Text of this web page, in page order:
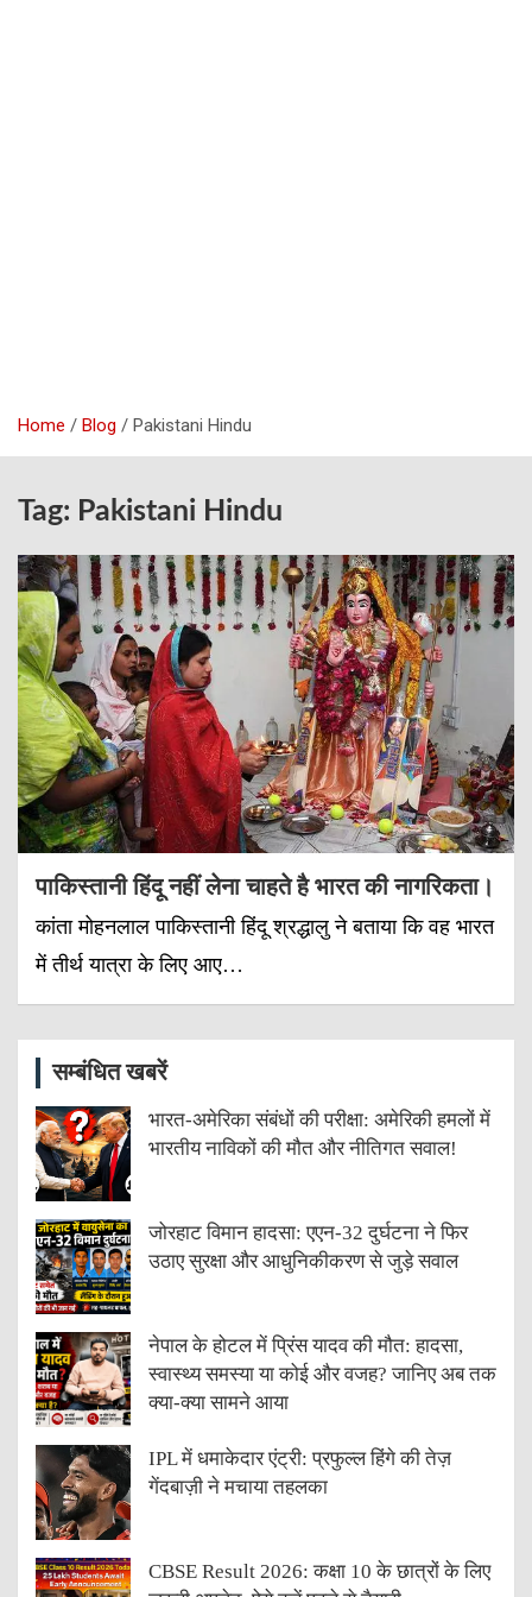
Home Blog Pakistani Hindu
Tag: Pakistani Hindu
पाकिस्तानी हिंदू नहीं लेना चाहते है भारत की नागरिकता।
कांता मोहनलाल पाकिस्तानी हिंदू श्रद्धालु ने बताया कि वह भारत
में तीर्थ यात्रा के लिए आए…
सम्बंधित खबरें
भारत-अमेरिका संबंधों की परीक्षा: अमेरिकी हमलों में
भारतीय नाविकों की मौत और नीतिगत सवाल!
जोरहाट विमान हादसा: एएन-32 दुर्घटना ने फिर
उठाए सुरक्षा और आधुनिकीकरण से जुड़े सवाल
नेपाल के होटल में प्रिंस यादव की मौत: हादसा,
स्वास्थ्य समस्या या कोई और वजह? जानिए अब तक
क्या-क्या सामने आया
IPL में धमाकेदार एंट्री: प्रफुल्ल हिंगे की तेज़
गेंदबाज़ी ने मचाया तहलका
CBSE Result 2026: कक्षा 10 के छात्रों के लिए